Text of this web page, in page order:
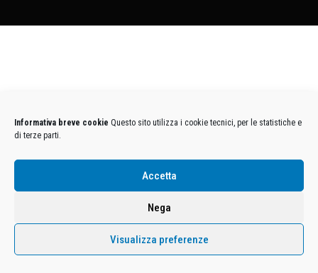
Informativa breve cookie Questo sito utilizza i cookie tecnici, per le statistiche e
di terze parti.
Accetta
Nega
Visualizza preferenze